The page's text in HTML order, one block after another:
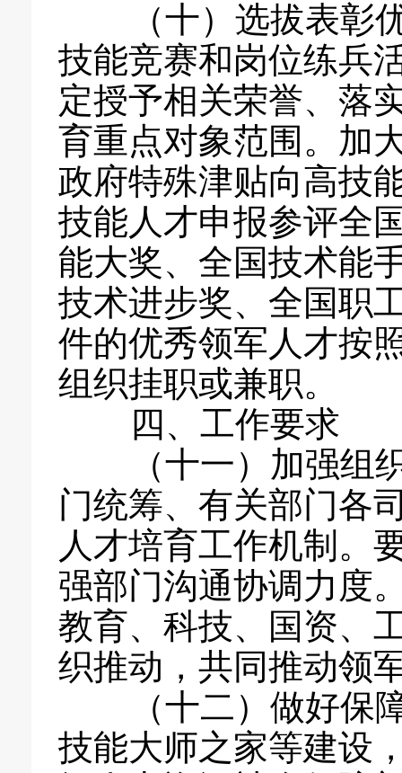
（十）选拔表彰优
技能竞赛和岗位练兵
定授予相关荣誉、落
育重点对象范围。加
政府特殊津贴向高技
技能人才申报参评全
能大奖、全国技术能
技术进步奖、全国职
件的优秀领军人才按
组织挂职或兼职。
四、工作要求
（十一）加强组织
门统筹、有关部门各
人才培育工作机制。
强部门沟通协调力度
教育、科技、国资、
织推动，共同推动领
（十二）做好保障
技能大师之家等建设